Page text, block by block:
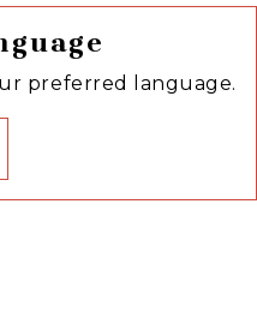
preferred language.